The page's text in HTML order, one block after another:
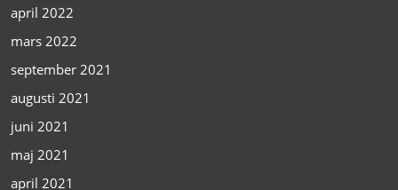
april 2022
mars 2022
september 2021
augusti 2021
juni 2021
maj 2021
april 2021